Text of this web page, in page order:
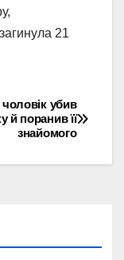
21
чоловік убив
й поранив її
знайомого